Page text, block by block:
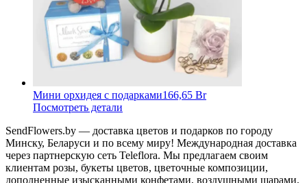
Мини орхидея с подарками166,65 Br
Посмотреть детали
SendFlowers.by — доставка цветов и подарков по городу
Минску, Беларуси и по всему миру! Международная доставка
через партнерскую сеть Teleflora. Мы предлагаем своим
клиентам розы, букеты цветов, цветочные композиции,
дополненные изысканными конфетами, воздушными шарами,